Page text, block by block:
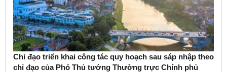
Chỉ đạo triển khai công tác quy hoạch sau sáp nhập theo
chỉ đạo của Phó Thủ tướng Thường trực Chính phủ